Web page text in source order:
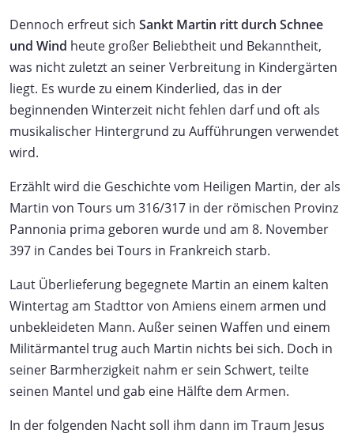
Dennoch erfreut sich Sankt Martin ritt durch Schnee
und Wind heute großer Beliebtheit und Bekanntheit,
was nicht zuletzt an seiner Verbreitung in Kindergärten
liegt. Es wurde zu einem Kinderlied, das in der
beginnenden Winterzeit nicht fehlen darf und oft als
musikalischer Hintergrund zu Aufführungen verwendet
wird.
Erzählt wird die Geschichte vom Heiligen Martin, der als
Martin von Tours um 316/317 in der römischen Provinz
Pannonia prima geboren wurde und am 8. November
397 in Candes bei Tours in Frankreich starb.
Laut Überlieferung begegnete Martin an einem kalten
Wintertag am Stadttor von Amiens einem armen und
unbekleideten Mann. Außer seinen Waffen und einem
Militärmantel trug auch Martin nichts bei sich. Doch in
seiner Barmherzigkeit nahm er sein Schwert, teilte
seinen Mantel und gab eine Hälfte dem Armen.
In der folgenden Nacht soll ihm dann im Traum Jesus